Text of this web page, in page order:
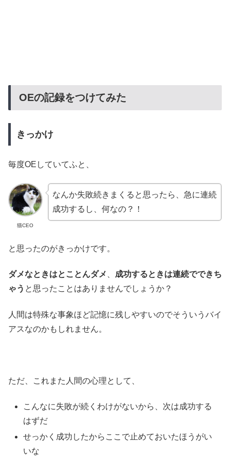
OEの記録をつけてみた
きっかけ
毎度OEしていてふと、
猫CEO
なんか失敗続きまくると思ったら、急に連続
成功するし、何なの？！
と思ったのがきっかけです。
ダメなときはとことんダメ 、 成功するときは連続でできち
ゃう と思ったことはありませんでしょうか？
人間は特殊な事象ほど記憶に残しやすいのでそういうバイ
アスなのかもしれません。
ただ、これまた人間の心理として、
こんなに失敗が続くわけがないから、次は成功する
はずだ
せっかく成功したからここで止めておいたほうがい
いな